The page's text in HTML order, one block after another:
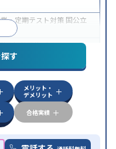
・定期テスト対策 国公立
の振替可能オンライン対
す
メリット・
デメリット
合格実績